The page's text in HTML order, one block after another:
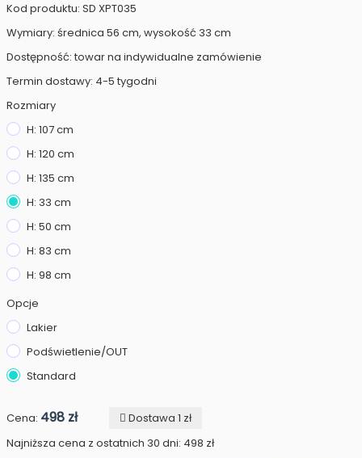
Kod produktu: SD XPT035
Wymiary: średnica 56 cm, wysokość 33 cm
Dostępność: towar na indywidualne zamówienie
Termin dostawy: 4-5 tygodni
Rozmiary
H: 107 cm
H: 120 cm
H: 135 cm
H: 33 cm
H: 50 cm
H: 83 cm
H: 98 cm
Opcje
Lakier
Podświetlenie/OUT
Standard
Cena: 498 zł
Dostawa 1 zł
Najniższa cena z ostatnich 30 dni: 498 zł